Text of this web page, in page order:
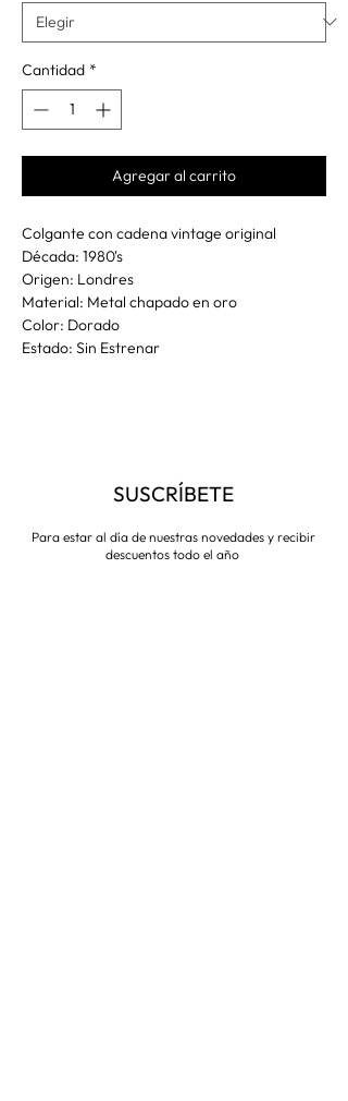
Cantidad *
Agregar al carrito
Colgante con cadena vintage original
Década: 1980's
Origen: Londres
Material: Metal chapado en oro
Color: Dorado
Estado: Sin Estrenar
SUSCRÍBETE
Para estar al día de nuestras novedades y recibir
descuentos todo el año